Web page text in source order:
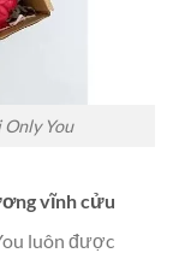
Only You
vĩnh cửu
luôn được